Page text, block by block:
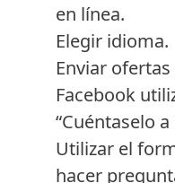
en línea.
Elegir idioma.
Enviar
Facebook
“Cuéntaselo
Utilizar el
hacer